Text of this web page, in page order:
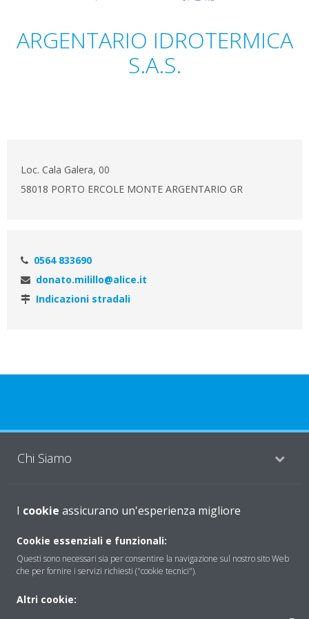
ARGENTARIO IDROTERMICA
S.A.S.
Loc. Cala Galera, 00
58018 PORTO ERCOLE MONTE ARGENTARIO GR
0564 833690
donato.milillo@alice.it
Indicazioni stradali
Chi Siamo
Soluzioni
Contattaci
Periodo di supporto definito
I cookie assicurano un'esperienza migliore
Cookie essenziali e funzionali:
Questi sono necessari sia per consentire la navigazione sul nostro sito Web
che per fornire i servizi richiesti ("cookie tecnici").
Altri cookie: